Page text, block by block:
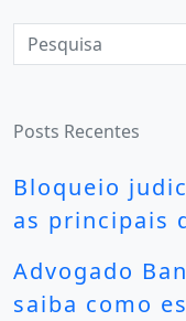
Posts Recentes
Bloqueio
as principais
Advogado
saiba como